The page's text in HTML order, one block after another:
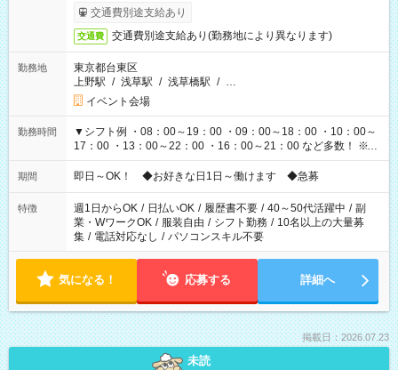
も異なります
交通費別途支給あり
交通費 交通費別途支給あり(勤務地により異なります)
勤務地
東京都台東区
上野駅 / 浅草駅 / 浅草橋駅 / …
イベント会場
勤務時間
▼シフト例 ・08：00～19：00 ・09：00～18：00 ・10：00～
17：00 ・13：00～22：00 ・16：00～21：00 など多数！ ※お
仕事により勤務時間が異なります
期間 即日～OK！ ◆お好きな日1日～働けます ◆急募
特徴 週1日からOK / 日払いOK / 履歴書不要 / 40～50代活躍中 / 副
業・WワークOK / 服装自由 / シフト勤務 / 10名以上の大量募
集 / 電話対応なし / パソコンスキル不要
気になる！ 応募する 詳細へ
掲載日：2026.07.23
未読